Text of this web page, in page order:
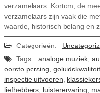
verzamelaars. Kortom, de
verzamelaars zijn vaak die
waarde, historisch belang en
Categorieën:
Tags:
analoge muziek,
eerste persing geluidskwaliteit,
inspectie uitvoeren
liefhebbers, luisterervaring